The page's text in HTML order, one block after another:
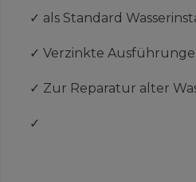
✓ als Standard
✓ Verzinkte
✓ Zur Reparatur alter
✓